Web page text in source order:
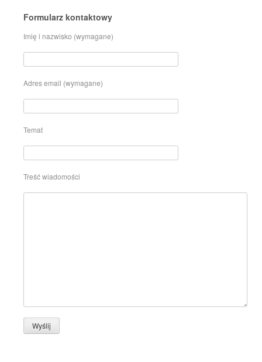
Formularz kontaktowy
Imię i nazwisko (wymagane)
Adres email (wymagane)
Temat
Treść wiadomości